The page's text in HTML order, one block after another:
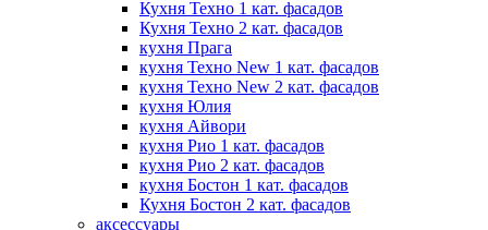
Кухня Техно 1 кат. фасадов
Кухня Техно 2 кат. фасадов
кухня Прага
кухня Техно New 1 кат. фасадов
кухня Техно New 2 кат. фасадов
кухня Юлия
кухня Айвори
кухня Рио 1 кат. фасадов
кухня Рио 2 кат. фасадов
кухня Бостон 1 кат. фасадов
Кухня Бостон 2 кат. фасадов
аксессуары